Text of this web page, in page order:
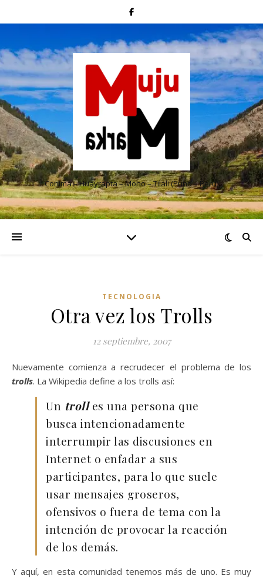
Conima – Huayrapta – Moho – Tilali (Puno – Perú)
TECNOLOGIA
Otra vez los Trolls
12 septiembre, 2007
Nuevamente comienza a recrudecer el problema de los
trolls. La Wikipedia define a los trolls así:
Un trolles una persona que
busca intencionadamente
interrumpir las discusiones en
Internet o enfadar a sus
participantes, para lo que suele
usar mensajes groseros,
ofensivos o fuera de tema con la
intención de provocar la reacción
de los demás.
Y aquí, en esta comunidad tenemos más de uno. Es muy